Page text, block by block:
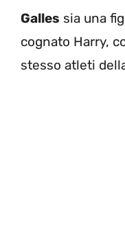
Galles sia una
cognato Harry,
stesso atleti